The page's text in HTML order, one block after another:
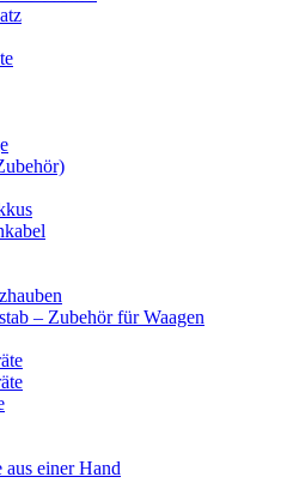
– Zubehör für Waagen
aus einer Hand